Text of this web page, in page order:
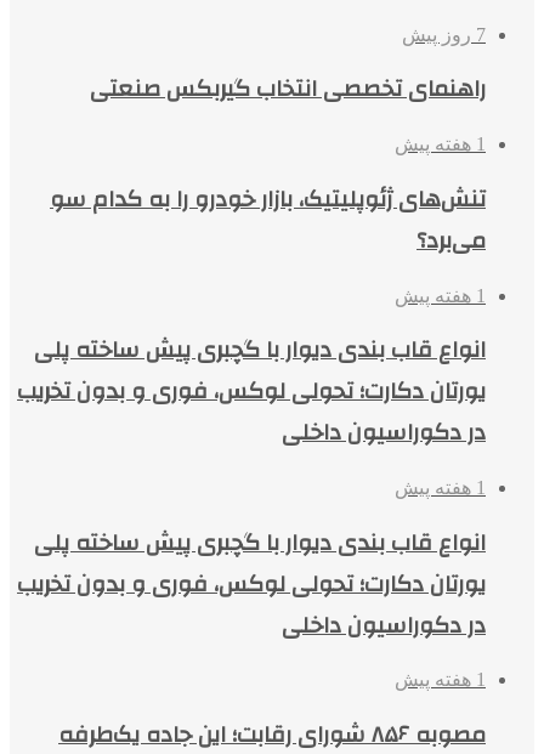
7 روز پیش
راهنمای تخصصی انتخاب گیربکس صنعتی
1 هفته پیش
تنش‌های ژئوپلیتیک، بازار خودرو را به کدام سو
می‌برد؟
1 هفته پیش
انواع قاب بندی دیوار با گچبری پیش ساخته پلی
یورتان دکارت؛ تحولی لوکس، فوری و بدون تخریب
در دکوراسیون داخلی
1 هفته پیش
انواع قاب بندی دیوار با گچبری پیش ساخته پلی
یورتان دکارت؛ تحولی لوکس، فوری و بدون تخریب
در دکوراسیون داخلی
1 هفته پیش
مصوبه ۸۵۶ شورای رقابت؛ این جاده یک‌طرفه